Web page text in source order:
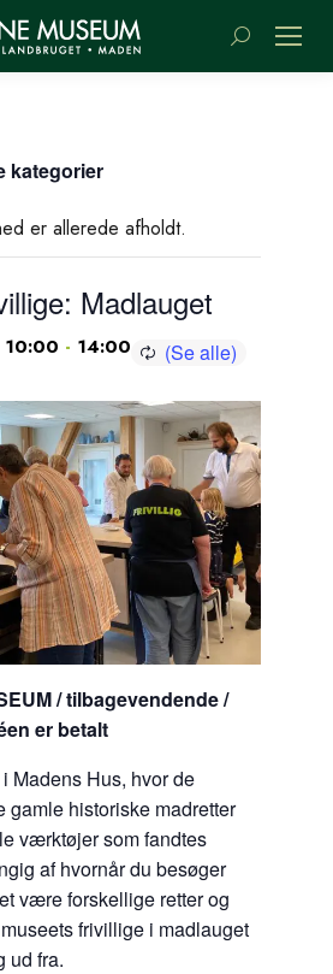
Søge:
kategorier
er allerede afholdt.
Madlauget
10:00 - 14:00
/ tilbagevendende /
er betalt
Madens Hus, hvor de
gamle historiske madretter
værktøjer som fandtes
af hvornår du besøger
være forskellige retter og
frivillige i madlauget
ud fra.